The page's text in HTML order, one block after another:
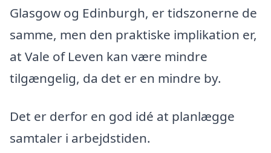
Glasgow og Edinburgh, er tidszonerne de
samme, men den praktiske implikation er,
at Vale of Leven kan være mindre
tilgængelig, da det er en mindre by.
Det er derfor en god idé at planlægge
samtaler i arbejdstiden.